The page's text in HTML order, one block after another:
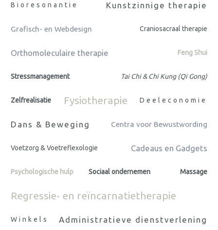
Bioresonantie Kunstzinnige therapie
Grafisch- en Webdesign Craniosacraal therapie
Orthomoleculaire therapie Feng Shui
Stressmanagement Tai Chi & Chi Kung (Qi Gong)
Zelfrealisatie Fysiotherapie Deeleconomie
Dans & Beweging Centra voor Bewustwording
Voetzorg & Voetreflexologie Cadeaus en Gadgets
Psychologische hulp Sociaal ondernemen Massage
Regressie- en reïncarnatietherapie
Winkels Administratieve dienstverlening